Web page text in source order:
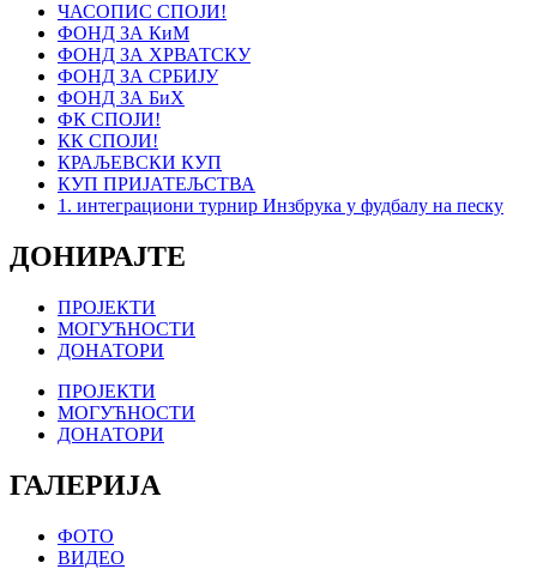
ЧАСОПИС СПОЈИ!
ФОНД ЗА КиМ
ФОНД ЗА ХРВАТСКУ
ФОНД ЗА СРБИЈУ
ФОНД ЗА БиХ
ФК СПОЈИ!
КК СПОЈИ!
КРАЉЕВСКИ КУП
КУП ПРИЈАТЕЉСТВА
1. интеграциони турнир Инзбрука у фудбалу на песку
ДОНИРАЈТЕ
ПРОЈЕКТИ
МОГУЋНОСТИ
ДОНАТОРИ
ПРОЈЕКТИ
МОГУЋНОСТИ
ДОНАТОРИ
ГАЛЕРИЈА
ФОТО
ВИДЕО